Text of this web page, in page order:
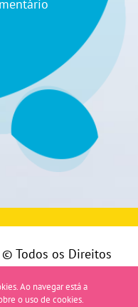
© Todos os Direitos
Ao navegar está a
o uso de cookies.